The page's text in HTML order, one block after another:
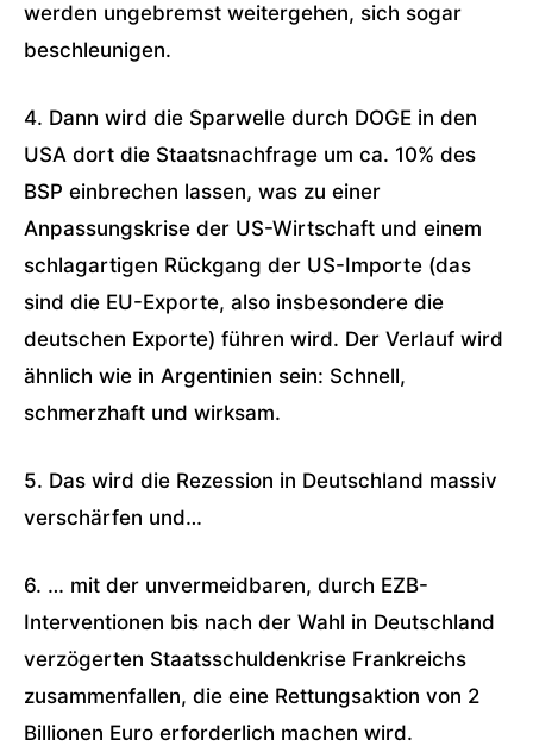
werden ungebremst weitergehen, sich sogar
beschleunigen.
4. Dann wird die Sparwelle durch DOGE in den
USA dort die Staatsnachfrage um ca. 10% des
BSP einbrechen lassen, was zu einer
Anpassungskrise der US-Wirtschaft und einem
schlagartigen Rückgang der US-Importe (das
sind die EU-Exporte, also insbesondere die
deutschen Exporte) führen wird. Der Verlauf wird
ähnlich wie in Argentinien sein: Schnell,
schmerzhaft und wirksam.
5. Das wird die Rezession in Deutschland massiv
verschärfen und…
6. … mit der unvermeidbaren, durch EZB-
Interventionen bis nach der Wahl in Deutschland
verzögerten Staatsschuldenkrise Frankreichs
zusammenfallen, die eine Rettungsaktion von 2
Billionen Euro erforderlich machen wird.